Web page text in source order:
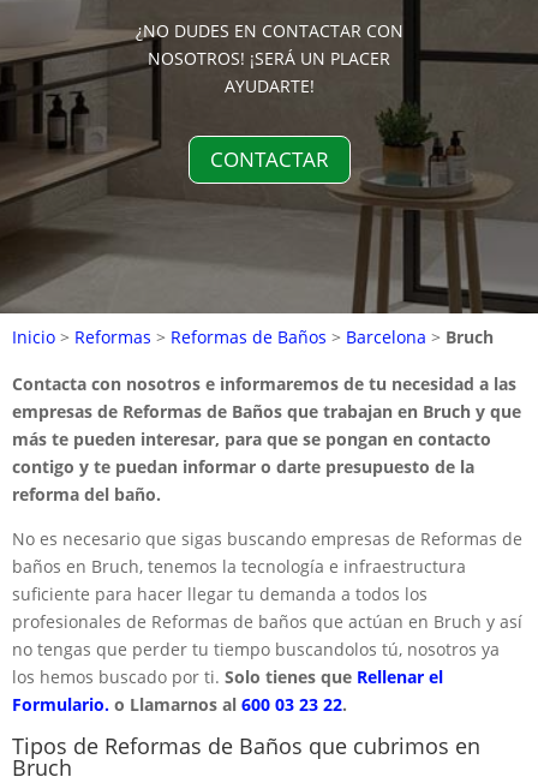
¿NO DUDES EN CONTACTAR CON
NOSOTROS! ¡SERÁ UN PLACER
AYUDARTE!
CONTACTAR
Inicio > Reformas > Reformas de Baños > Barcelona > Bruch
Contacta con nosotros e informaremos de tu necesidad a las
empresas de Reformas de Baños que trabajan en Bruch y que
más te pueden interesar, para que se pongan en contacto
contigo y te puedan informar o darte presupuesto de la
reforma del baño.
No es necesario que sigas buscando empresas de Reformas de
baños en Bruch, tenemos la tecnología e infraestructura
suficiente para hacer llegar tu demanda a todos los
profesionales de Reformas de baños que actúan en Bruch y así
no tengas que perder tu tiempo buscandolos tú, nosotros ya
los hemos buscado por ti. Solo tienes que Rellenar el
Formulario. o Llamarnos al 600 03 23 22.
Tipos de Reformas de Baños que cubrimos en
Bruch